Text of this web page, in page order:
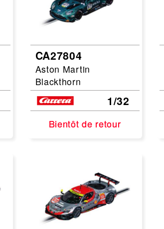
CA27804
Aston Martin
Blackthorn
1/32
Bientôt de retour
Bientôt de retour